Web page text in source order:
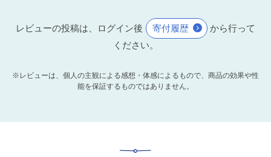
レビューの投稿は、ログイン後 寄付履歴
から行って
ください。
※レビューは、個人の主観による感想・体感によるもので、商品の効果や性
能を保証するものではありません。